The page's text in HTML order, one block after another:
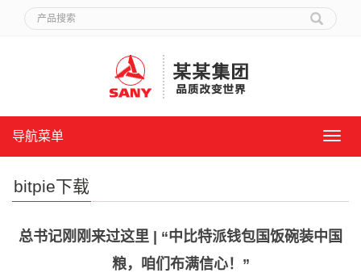
导
导航菜单
bitpie下载
总书记刚刚来过这里 | “中比特派钱包国饭碗装中国
粮，咱们布满信心！”